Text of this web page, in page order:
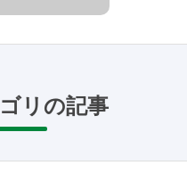
リの記事